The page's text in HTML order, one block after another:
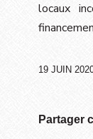
locaux
19 JUIN
Partager